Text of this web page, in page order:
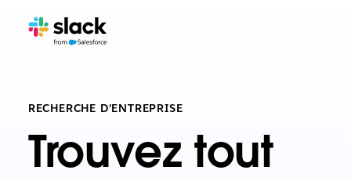
RECHERCHE D’ENTREPRISE
Trouvez tout